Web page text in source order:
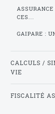
ASSURANCE
CES...
GAIPARE :
CALCULS /
VIE
FISCALITÉ